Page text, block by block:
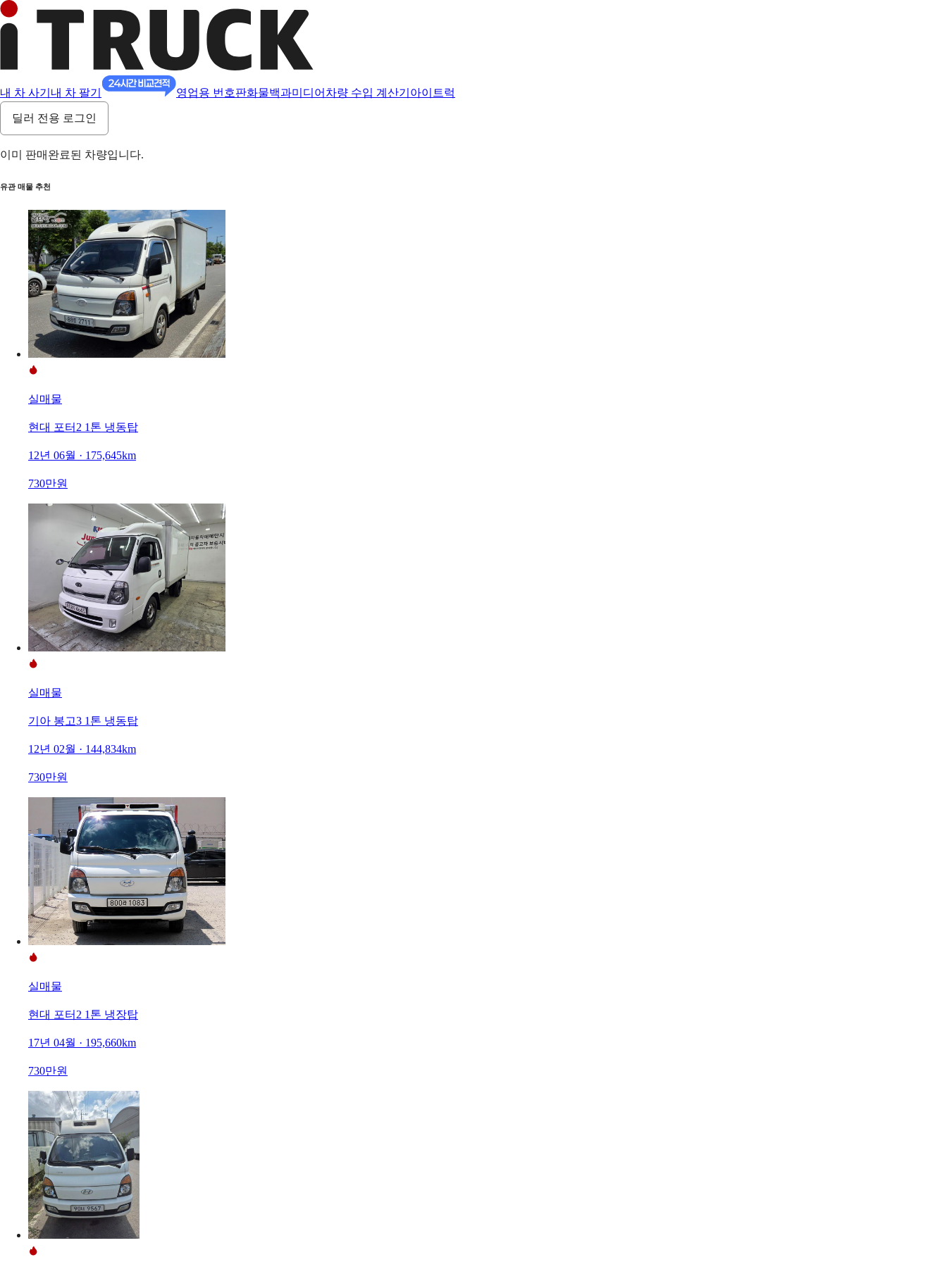
내 차 사기 내 차 팔기 영업용 번호판화물백과미디어 차량 수입 계산기 아이트럭
딜러 전용 로그인
이미 판매완료된 차량입니다.
유관 매물 추천
실매물
현대 포터2 1톤 냉동탑
12년 06월 · 175,645km
730만원
실매물
기아 봉고3 1톤 냉동탑
12년 02월 · 144,834km
730만원
실매물
현대 포터2 1톤 냉장탑
17년 04월 · 195,660km
730만원